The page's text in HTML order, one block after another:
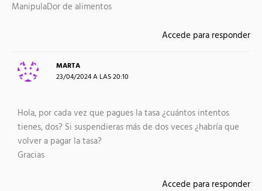
ManipulaDor de alimentos
Accede para responder
MARTA
23/04/2024 A LAS 20:10
Hola, por cada vez que pagues la tasa ¿cuántos intentos
tienes, dos? Si suspendieras más de dos veces ¿habría que
volver a pagar la tasa?
Gracias
Accede para responder